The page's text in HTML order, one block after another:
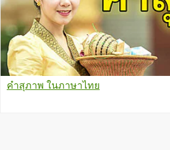
คำสุภาพ ในภาษาไทย